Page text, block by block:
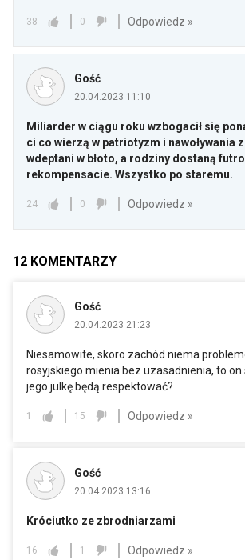
38 0 Odpowiedz »
Gość
20.04.2023 11:10
Miliarder w ciągu roku wzbogacił się
ci co wierzą w patriotyzm i nawoływania
wdeptani w błoto, a rodziny dostaną
rekompensacie. Wszystko po staremu.
24 0 Odpowiedz »
12 KOMENTARZY
Gość
20.04.2023 21:23
Niesamowite, skoro zachód niema
rosyjskiego mienia bez uzasadnienia, to on
jego julkę będą respektować?
1 15 Odpowiedz »
Gość
20.04.2023 13:16
Króciutko ze zbrodniarzami
16 1 Odpowiedz »